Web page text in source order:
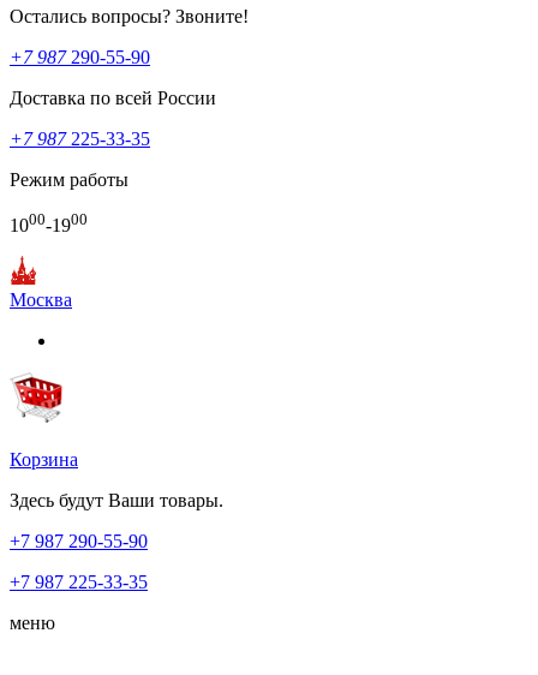
Остались вопросы? Звоните!
+7 987290-55-90
Доставка по всей России
+7 987225-33-35
Режим работы
1000-1900
Москва
Корзина
Здесь будут Ваши товары.
+7 987 290-55-90
+7 987 225-33-35
меню